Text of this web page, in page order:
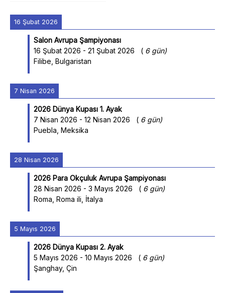
16 Şubat 2026
Salon Avrupa Şampiyonası
16 Şubat 2026 - 21 Şubat 2026 ( 6 gün)
Filibe, Bulgaristan
7 Nisan 2026
2026 Dünya Kupası 1. Ayak
7 Nisan 2026 - 12 Nisan 2026 ( 6 gün)
Puebla, Meksika
28 Nisan 2026
2026 Para Okçuluk Avrupa Şampiyonası
28 Nisan 2026 - 3 Mayıs 2026 ( 6 gün)
Roma, Roma ili, İtalya
5 Mayıs 2026
2026 Dünya Kupası 2. Ayak
5 Mayıs 2026 - 10 Mayıs 2026 ( 6 gün)
Şanghay, Çin